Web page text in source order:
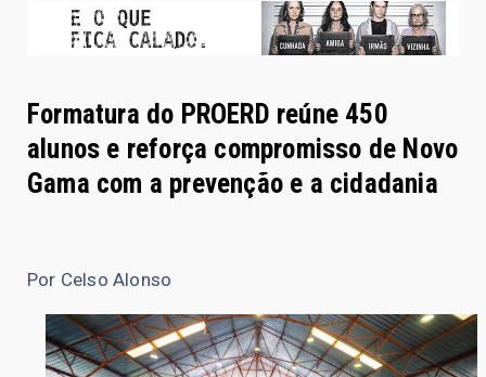
Formatura do PROERD reúne 450
alunos e reforça compromisso de Novo
Gama com a prevenção e a cidadania
Por Celso Alonso